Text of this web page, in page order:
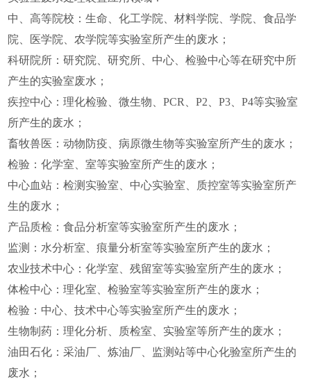
中、高等院校：生命、化工学院、材料学院、学院、食品学
院、医学院、农学院等实验室所产生的废水；
科研院所：研究院、研究所、中心、检验中心等在研究中所
产生的实验室废水；
疾控中心：理化检验、微生物、PCR、P2、P3、P4等实验室
所产生的废水；
畜牧兽医：动物防疫、病原微生物等实验室所产生的废水；
检验：化学室、室等实验室所产生的废水；
中心血站：检测实验室、中心实验室、质控室等实验室所产
生的废水；
产品质检：食品分析室等实验室所产生的废水；
监测：水分析室、痕量分析室等实验室所产生的废水；
农业技术中心：化学室、残留室等实验室所产生的废水；
体检中心：理化室、检验室等实验室所产生的废水；
检验：中心、技术中心等实验室所产生的废水；
生物制药：理化分析、质检室、实验室等所产生的废水；
油田石化：采油厂、炼油厂、监测站等中心化验室所产生的
废水；